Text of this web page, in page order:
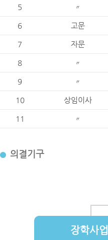
5 〃
6 고문
7 자문
8 〃
9 〃
10 상임이사
11 〃
의결기구
장학사업